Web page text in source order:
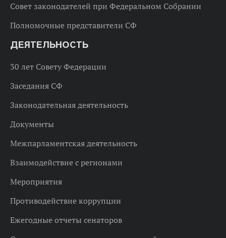
Совет законодателей при Федеральном Собрании
Полномочные представители СФ
ДЕЯТЕЛЬНОСТЬ
30 лет Совету Федерации
Заседания СФ
Законодательная деятельность
Документы
Межпарламентская деятельность
Взаимодействие с регионами
Мероприятия
Противодействие коррупции
Ежегодные отчеты сенаторов